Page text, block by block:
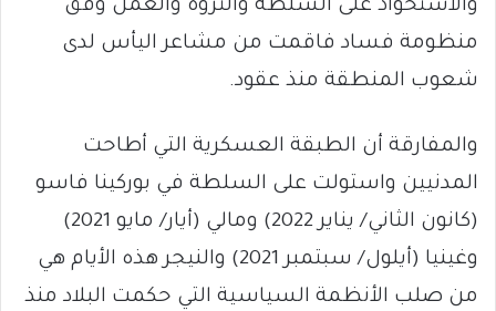
والاستحواذ على السلطة والثروة والعمل وفق
منظومة فساد فاقمت من مشاعر اليأس لدى
شعوب المنطقة منذ عقود.
والمفارقة أن الطبقة العسكرية التي أطاحت
المدنيين واستولت على السلطة في بوركينا فاسو
(كانون الثاني/ يناير 2022) ومالي (أيار/ مايو 2021)
وغينيا (أيلول/ سبتمبر 2021) والنيجر هذه الأيام هي
من صلب الأنظمة السياسية التي حكمت البلاد منذ